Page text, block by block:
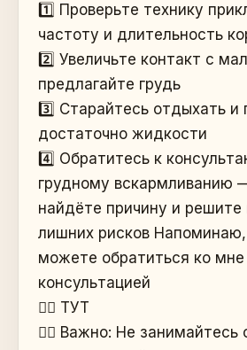
1️⃣ Проверьте технику
частоту и длительность
2️⃣ Увеличьте контакт с
предлагайте грудь
3️⃣ Старайтесь отдыхать и
достаточно жидкости
4️⃣ Обратитесь к
грудному вскармливанию
найдёте причину и решите
лишних рисков Напоминаю,
можете обратиться ко мне
консультацией
👉🏻 ТУТ
👈🏻 Важно: Не